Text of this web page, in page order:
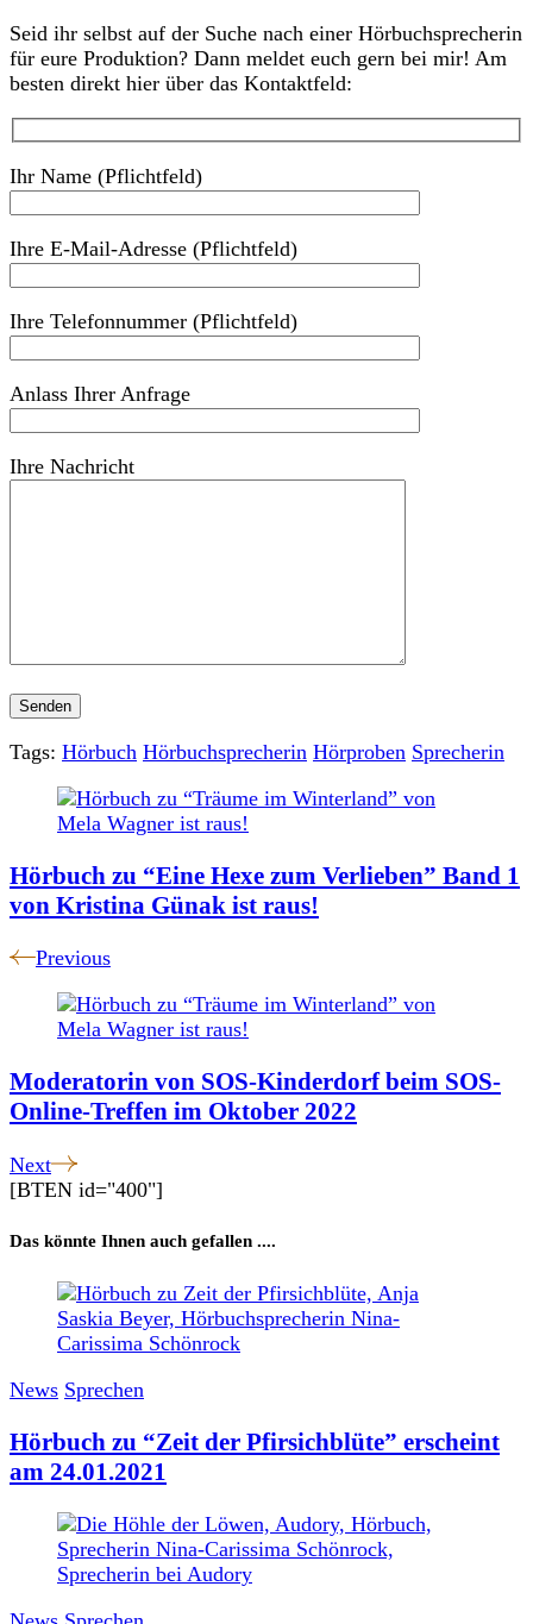
Seid ihr selbst auf der Suche nach einer Hörbuchsprecherin
für eure Produktion? Dann meldet euch gern bei mir! Am
besten direkt hier über das Kontaktfeld:
Ihr Name (Pflichtfeld)
Ihre E-Mail-Adresse (Pflichtfeld)
Ihre Telefonnummer (Pflichtfeld)
Anlass Ihrer Anfrage
Ihre Nachricht
Tags: Hörbuch Hörbuchsprecherin Hörproben Sprecherin
Post
Navigation
Hörbuch zu “Eine Hexe zum Verlieben” Band 1
von Kristina Günak ist raus!
Previous
Moderatorin von SOS-Kinderdorf beim SOS-
Online-Treffen im Oktober 2022
Next
[BTEN id="400"]
Das könnte Ihnen auch gefallen ....
News Sprechen
Hörbuch zu “Zeit der Pfirsichblüte” erscheint
am 24.01.2021